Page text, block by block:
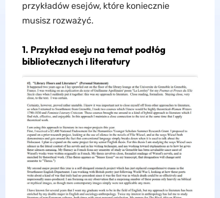
przykładów esejów, które koniecznie
musisz rozważyć.
1. Przykład eseju na temat podłóg
bibliotecznych i literatury